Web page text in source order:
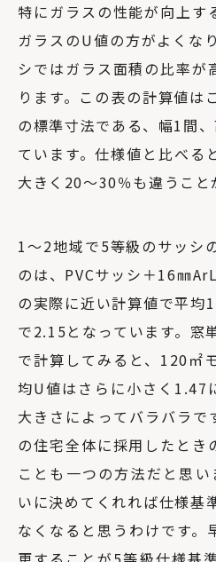
特にガラスの性能が向上す
ガラスのU値の方がよくな
シではガラス面積の比率が
ります。この表の計算値は
の標準寸法である、幅1間
ています。仕様値と比べる
大きく20～30％も違うこと
1～2地域で5等級のサッシ
のは、PVCサッシ＋16㎜
の実際に近い計算値で平均
で2.15となっています。窓
で計算してみると、120㎡
均U値はさらに小さく1.47
大きさによってバラバラ
の住宅全体に採用したとき
ことも一つの方法だと思
いに決めてくれれば仕様基
なくなると思うわけです。